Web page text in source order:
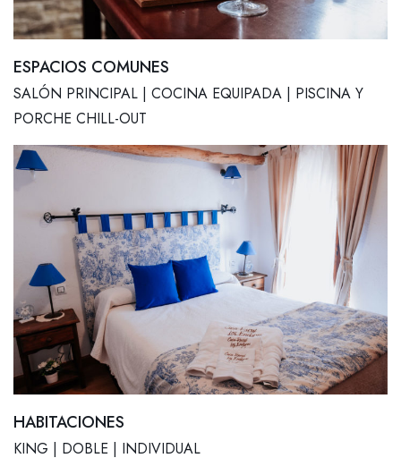
ESPACIOS COMUNES
SALÓN PRINCIPAL | COCINA EQUIPADA | PISCINA Y
PORCHE CHILL-OUT
HABITACIONES
KING | DOBLE | INDIVIDUAL